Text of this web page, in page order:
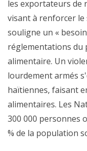
les exportateurs de
visant à renforcer
souligne un «
réglementations du
alimentaire. Un
lourdement armés
haïtiennes, faisant
alimentaires. Les
300 000 personnes
% de la population